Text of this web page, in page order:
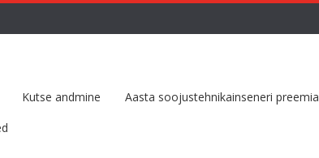
Kutse andmine Aasta soojustehnikainseneri preemia